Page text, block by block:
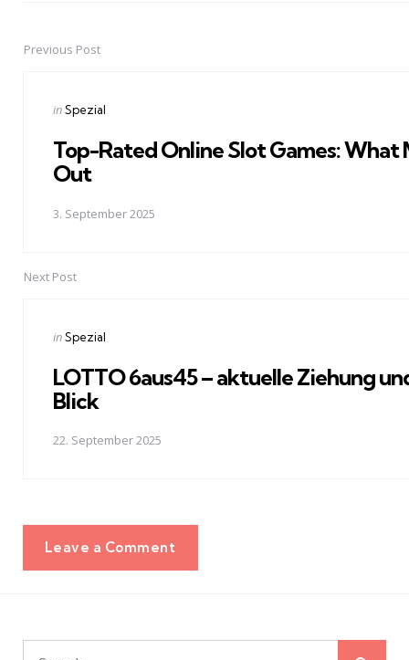
PostPrevious Post
Posted
inSpezial
Top-Rated Online Slot Games: What
Out
3. September 2025
Next Post
Posted
inSpezial
LOTTO 6aus45 – aktuelle Ziehung
Blick
22. September 2025
Leave a Comment